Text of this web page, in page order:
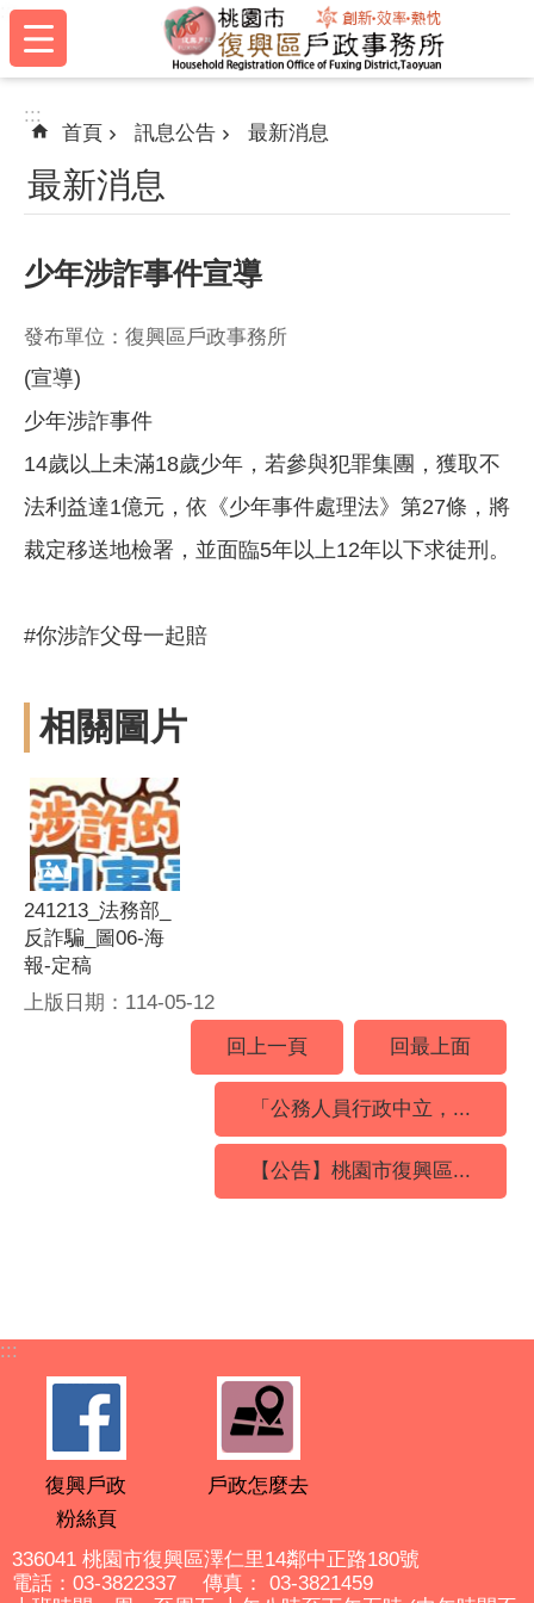
跳到主要內容區塊
:::
:::
首頁 訊息公告 最新消息
最新消息
少年涉詐事件宣導
發布單位：復興區戶政事務所
(宣導)
少年涉詐事件
14歲以上未滿18歲少年，若參與犯罪集團，獲取不
法利益達1億元，依《少年事件處理法》第27條，將
裁定移送地檢署，並面臨5年以上12年以下求徒刑。
#你涉詐父母一起賠
相關圖片
241213_法務部_
反詐騙_圖06-海
報-定稿
上版日期：114-05-12
回上一頁
回最上面
「公務人員行政中立，...
【公告】桃園市復興區...
:::
復興戶政
粉絲頁
戶政怎麼去
336041 桃園市復興區澤仁里14鄰中正路180號
電話：03-3822337 傳真： 03-3821459